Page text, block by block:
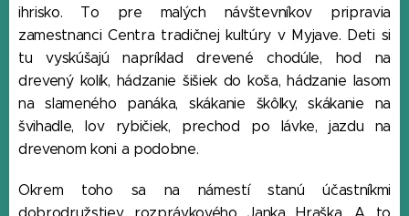
ihrisko. To pre malých návštevníkov pripravia
zamestnanci Centra tradičnej kultúry v Myjave. Deti si
tu vyskúšajú napríklad drevené chodúle, hod na
drevený kolík, hádzanie šišiek do koša, hádzanie lasom
na slameného panáka, skákanie škôlky, skákanie na
švihadle, lov rybičiek, prechod po lávke, jazdu na
drevenom koni a podobne.
Okrem toho sa na námestí stanú účastníkmi